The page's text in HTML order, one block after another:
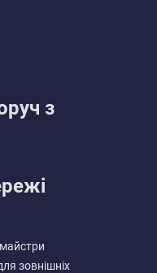
з
зовнішніх